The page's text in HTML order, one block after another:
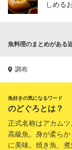
しめる
魚料理のまとめがある
調布
魚好きの気になるワード
のどぐろとは？
正式名称はアカム
高級魚。身が柔ら
に美味。焼き魚、